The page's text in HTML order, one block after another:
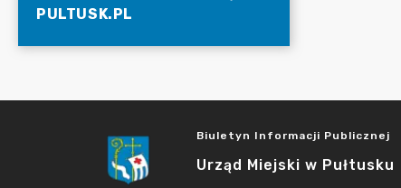
PULTUSK.PL
Biuletyn Informacji Publicznej
Urząd Miejski w Pułtusku